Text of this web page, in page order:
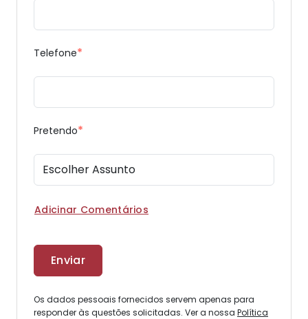
Telefone*
Pretendo*
Adicinar Comentários
Os dados pessoais fornecidos servem apenas para
responder às questões solicitadas. Ver a nossa Política